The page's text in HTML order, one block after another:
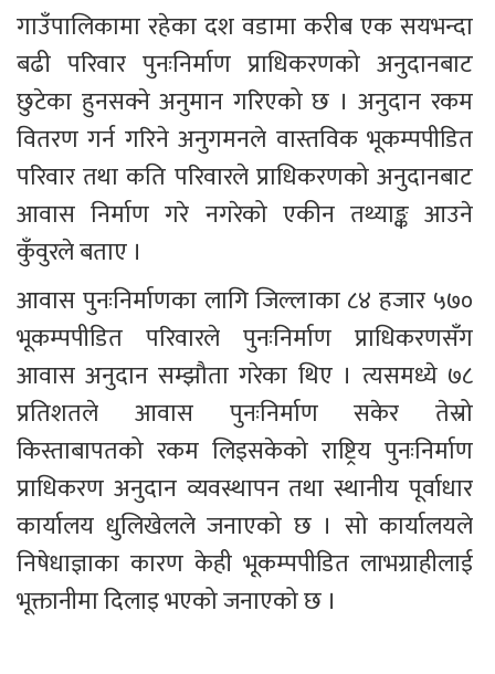
गाउँपालिकामा रहेका दश वडामा करीब एक सयभन्दा
बढी परिवार पुनःनिर्माण प्राधिकरणको अनुदानबाट
छुटेका हुनसक्ने अनुमान गरिएको छ । अनुदान रकम
वितरण गर्न गरिने अनुगमनले वास्तविक भूकम्पपीडित
परिवार तथा कति परिवारले प्राधिकरणको अनुदानबाट
आवास निर्माण गरे नगरेको एकीन तथ्याङ्क आउने
कुँवुरले बताए ।
आवास पुनःनिर्माणका लागि जिल्लाका ८४ हजार ५७०
भूकम्पपीडित परिवारले पुनःनिर्माण प्राधिकरणसँग
आवास अनुदान सम्झौता गरेका थिए । त्यसमध्ये ७८
प्रतिशतले आवास पुनःनिर्माण सकेर तेस्रो
किस्ताबापतको रकम लिइसकेको राष्ट्रिय पुनःनिर्माण
प्राधिकरण अनुदान व्यवस्थापन तथा स्थानीय पूर्वाधार
कार्यालय धुलिखेलले जनाएको छ । सो कार्यालयले
निषेधाज्ञाका कारण केही भूकम्पपीडित लाभग्राहीलाई
भूक्तानीमा दिलाइ भएको जनाएको छ ।